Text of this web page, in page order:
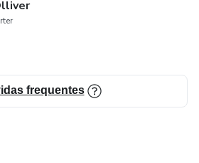
frequentes